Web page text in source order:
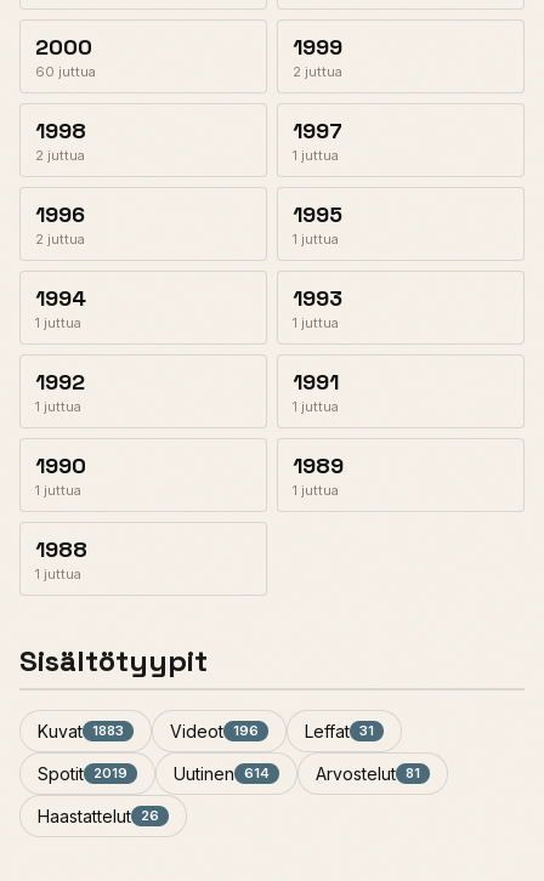
2000
60 juttua
1999
2 juttua
1998
2 juttua
1997
1 juttua
1996
2 juttua
1995
1 juttua
1994
1 juttua
1993
1 juttua
1992
1 juttua
1991
1 juttua
1990
1 juttua
1989
1 juttua
1988
1 juttua
Sisältötyypit
Kuvat 1883 Videot 196 Leffat 31
Spotit 2019 Uutinen 614 Arvostelut 81
Haastattelut 26